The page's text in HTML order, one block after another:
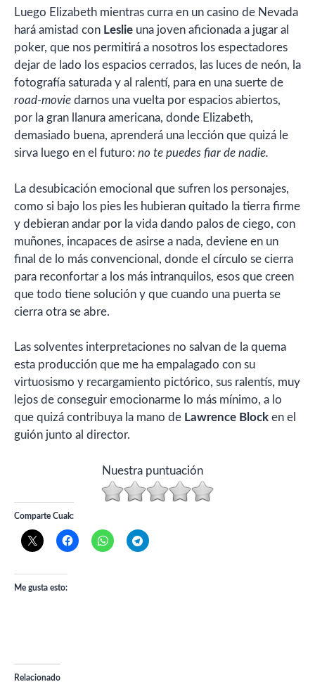
Luego Elizabeth mientras curra en un casino de Nevada
hará amistad con Leslie una joven aficionada a jugar al
poker, que nos permitirá a nosotros los espectadores
dejar de lado los espacios cerrados, las luces de neón, la
fotografía saturada y al ralentí, para en una suerte de
road-movie darnos una vuelta por espacios abiertos,
por la gran llanura americana, donde Elizabeth,
demasiado buena, aprenderá una lección que quizá le
sirva luego en el futuro: no te puedes fiar de nadie.
La desubicación emocional que sufren los personajes,
como si bajo los pies les hubieran quitado la tierra firme
y debieran andar por la vida dando palos de ciego, con
muñones, incapaces de asirse a nada, deviene en un
final de lo más convencional, donde el círculo se cierra
para reconfortar a los más intranquilos, esos que creen
que todo tiene solución y que cuando una puerta se
cierra otra se abre.
Las solventes interpretaciones no salvan de la quema
esta producción que me ha empalagado con su
virtuosismo y recargamiento pictórico, sus ralentís, muy
lejos de conseguir emocionarme lo más mínimo, a lo
que quizá contribuya la mano de Lawrence Block en el
guión junto al director.
Nuestra puntuación
Comparte Cuak:
Me gusta esto:
Relacionado